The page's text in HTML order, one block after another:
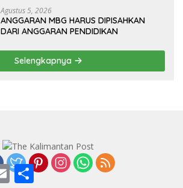
Agustus 5, 2026
ANGGARAN MBG HARUS DIPISAHKAN
DARI ANGGARAN PENDIDIKAN
Selengkapnya
E
S